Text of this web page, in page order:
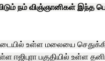
நம் விஞ்ஞானிகள்
உள்ள மலையை செதுக்கி
பகுதியில் உள்ள